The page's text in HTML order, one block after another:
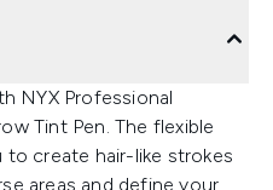
NYX Professional
Tint Pen. The flexible
create hair-like strokes
areas and define your